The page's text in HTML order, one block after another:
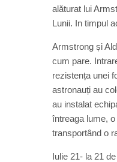
alăturat lui
Lunii. In timpul
Armstrong și
cum pare.
rezistența unei
astronauți au
au instalat
întreaga lume,
transportând o
Iulie 21- la 21